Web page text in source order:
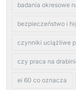
badania okresowe
bezpieczeństwo i
czynniki uciążliwe
czy praca na
ei 60 co oznacza